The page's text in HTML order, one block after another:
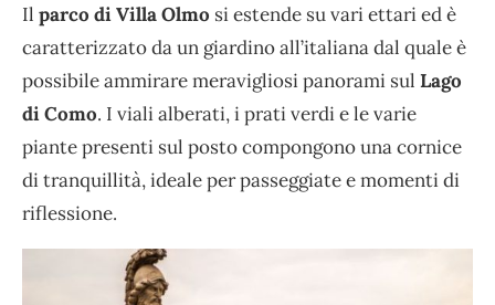
Il parco di Villa Olmo si estende su vari ettari ed è
caratterizzato da un giardino all’italiana dal quale è
possibile ammirare meravigliosi panorami sul Lago
di Como. I viali alberati, i prati verdi e le varie
piante presenti sul posto compongono una cornice
di tranquillità, ideale per passeggiate e momenti di
riflessione.